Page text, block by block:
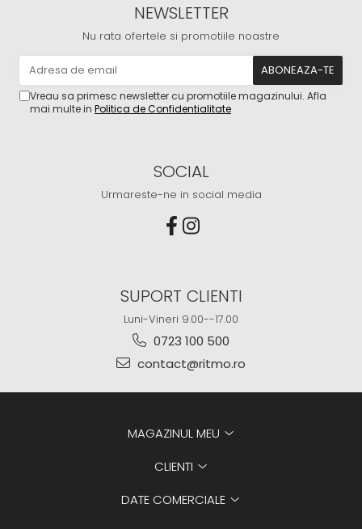
NEWSLETTER
Nu rata ofertele si promotiile noastre
Vreau sa primesc newsletter cu promotiile magazinului. Afla
mai multe in Politica de Confidentialitate
SOCIAL
Urmareste-ne in social media
SUPORT CLIENTI
Luni-Vineri 9.00--17.00
0723 100 500
contact@ritmo.ro
MAGAZINUL MEU
CLIENTI
DATE COMERCIALE